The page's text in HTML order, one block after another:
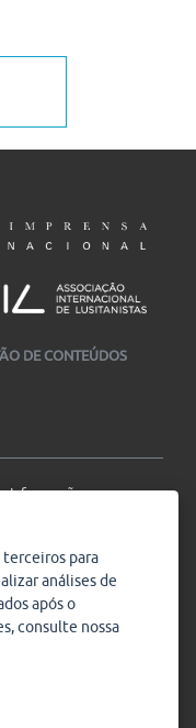
DE CONTEÚDOS
Informação
Legal
do site
terceiros para
análises de
após o
consulte nossa